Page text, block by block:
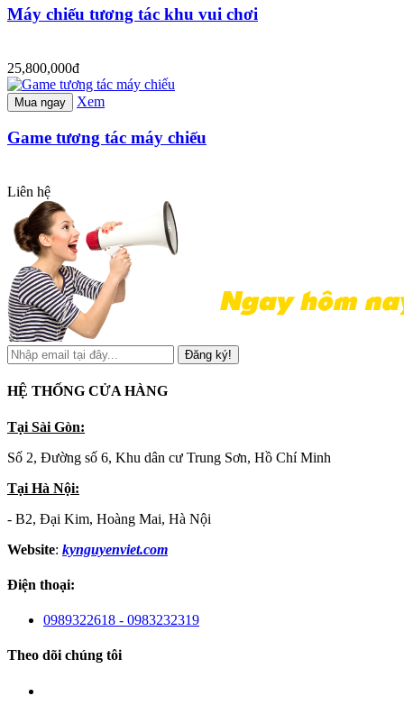
Máy chiếu tương tác khu vui chơi
25,800,000đ
Mua ngay Xem
Game tương tác máy chiếu
Liên hệ
Đăng ký!
HỆ THỐNG CỬA HÀNG
Tại Sài Gòn:
Số 2, Đường số 6, Khu dân cư Trung Sơn, Hồ Chí Minh
Tại Hà Nội:
- B2, Đại Kim, Hoàng Mai, Hà Nội
Website: kynguyenviet.com
Điện thoại:
0989322618 - 0983232319
Theo dõi chúng tôi